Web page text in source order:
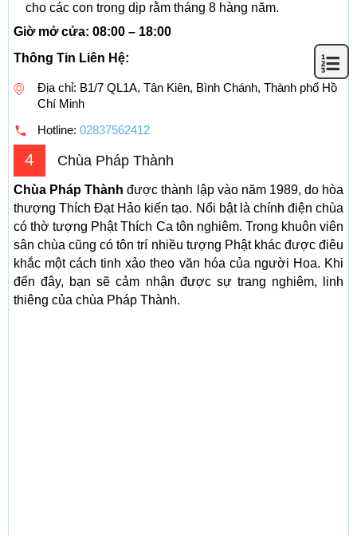
cho các con trong dịp rằm tháng 8 hàng năm.
Giờ mở cửa: 08:00 – 18:00
Thông Tin Liên Hệ:
Địa chỉ: B1/7 QL1A, Tân Kiên, Bình Chánh, Thành phố Hồ
Chí Minh
Hotline: 02837562412
4 Chùa Pháp Thành
Chùa Pháp Thành được thành lập vào năm 1989, do hòa
thượng Thích Đạt Hảo kiến tạo. Nổi bật là chính điện chùa
có thờ tượng Phật Thích Ca tôn nghiêm. Trong khuôn viên
sân chùa cũng có tôn trí nhiều tượng Phật khác được điêu
khắc một cách tinh xảo theo văn hóa của người Hoa. Khi
đến đây, bạn sẽ cảm nhận được sự trang nghiêm, linh
thiêng của chùa Pháp Thành.